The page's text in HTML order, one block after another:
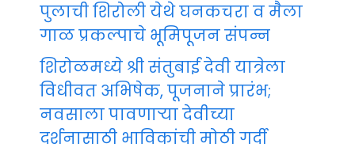
पुलाची शिरोली येथे घनकचरा व मैला
गाळ प्रकल्पाचे भूमिपूजन संपन्न
शिरोळमध्ये श्री संतुबाई देवी यात्रेला
विधीवत अभिषेक, पूजनाने प्रारंभ;
नवसाला पावणाऱ्या देवीच्या
दर्शनासाठी भाविकांची मोठी गर्दी